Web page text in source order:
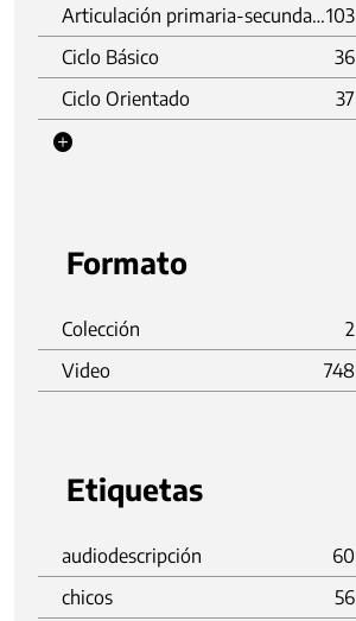
Articulación primaria-secundaria103
Ciclo Básico
36
Ciclo Orientado
37
Formato
Colección
2
Video
748
Etiquetas
audiodescripción
60
chicos
56